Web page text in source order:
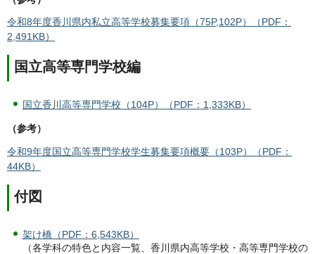
令和8年度香川県内私立高等学校募集要項（75P,102P）（PDF：
2,491KB）
国立高等専門学校編
国立香川高等専門学校（104P）（PDF：1,333KB）
（参考）
令和9年度国立高等専門学校学生募集要項概要（103P）（PDF：
44KB）
付図
架け橋（PDF：6,543KB）
（各学科の特色と内容一覧、香川県内高等学校・高等専門学校の